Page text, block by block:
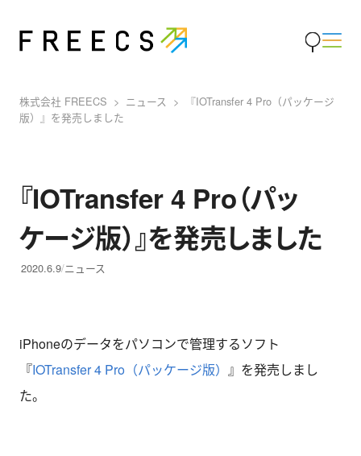
株式会社 FREECS ニュース
『IOTransfer 4 Pro（パッケージ
版）』を発売しました
『IOTransfer 4 Pro（パッ
ケージ版）』を発売しました
2020.6.9 ニュース
iPhoneのデータをパソコンで管理するソフト
『IOTransfer 4 Pro（パッケージ版） 』を発売しまし
た。